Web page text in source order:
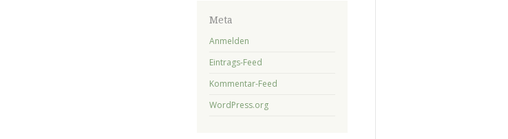
Meta
Anmelden
Eintrags-Feed
Kommentar-Feed
WordPress.org